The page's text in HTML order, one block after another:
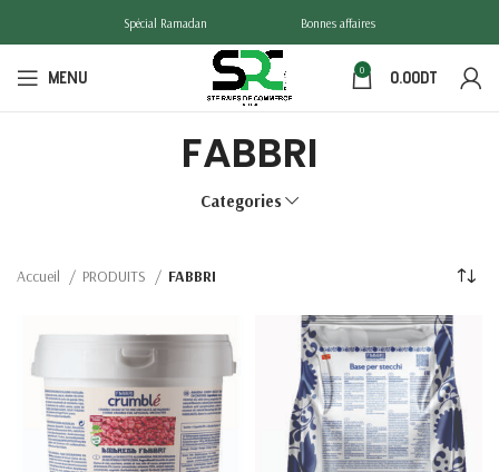
Spécial Ramadan Bonnes affaires
MENU 0 0.00DT
FABBRI
Categories
Accueil PRODUITS FABBRI